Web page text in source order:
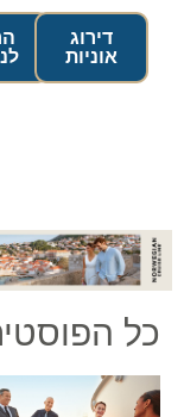
דירוג
אוניות
כל